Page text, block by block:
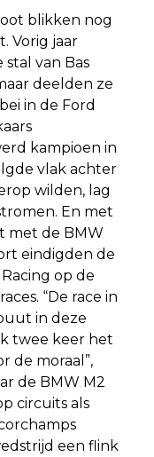
blikken nog
Vorig jaar
van Bas
deelden ze
in de Ford
kampioen in
vlak achter
wilden, lag
En met
met de BMW
eindigden de
op de
“De race in
in deze
twee keer het
de moraal”,
de BMW M2
circuits als
een flink